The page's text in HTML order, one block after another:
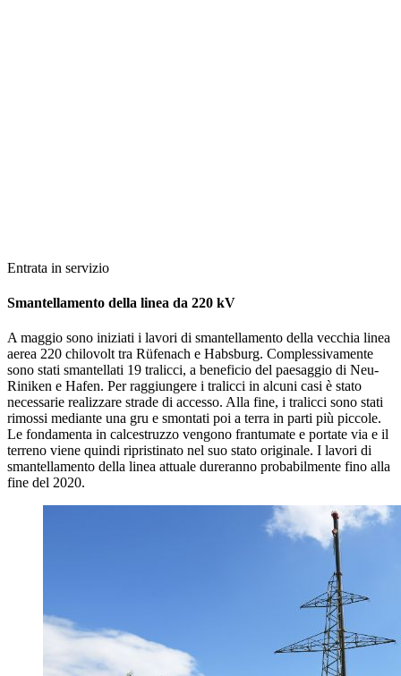
Entrata in servizio
Smantellamento della linea da 220 kV
A maggio sono iniziati i lavori di smantellamento della vecchia linea
aerea 220 chilovolt tra Rüfenach e Habsburg. Complessivamente
sono stati smantellati 19 tralicci, a beneficio del paesaggio di Neu-
Riniken e Hafen. Per raggiungere i tralicci in alcuni casi è stato
necessarie realizzare strade di accesso. Alla fine, i tralicci sono stati
rimossi mediante una gru e smontati poi a terra in parti più piccole.
Le fondamenta in calcestruzzo vengono frantumate e portate via e il
terreno viene quindi ripristinato nel suo stato originale. I lavori di
smantellamento della linea attuale dureranno probabilmente fino alla
fine del 2020.